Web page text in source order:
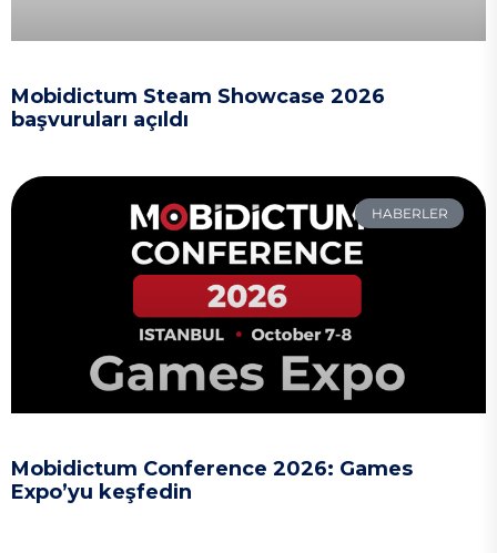
Mobidictum Steam Showcase 2026
başvuruları açıldı
HABERLER
Mobidictum Conference 2026: Games
Expo’yu keşfedin